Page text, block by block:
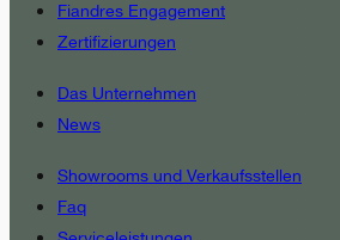
Fiandres Engagement
Zertifizierungen
Das Unternehmen
News
Showrooms und Verkaufsstellen
Faq